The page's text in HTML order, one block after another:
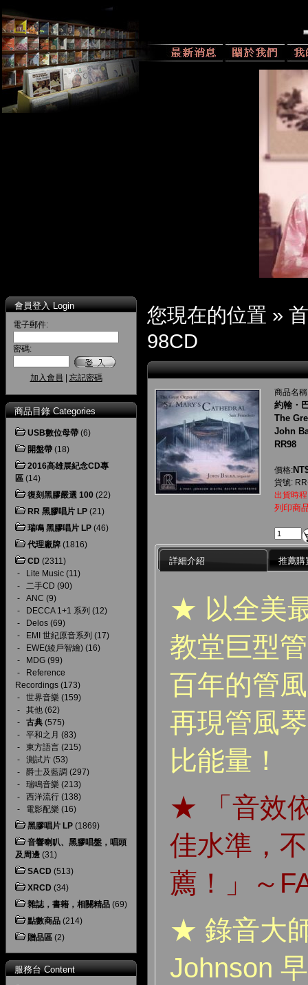
會員登入 Login
電子郵件:
密碼:
加入會員 忘記密碼
商品目錄 Categories
USB數位母帶 (6)
開盤帶 (18)
2016高雄展紀念CD專
區 (14)
復刻黑膠嚴選 100 (22)
RR 黑膠唱片 LP (21)
瑞鳴 黑膠唱片 LP (46)
代理廠牌 (1816)
CD (2311)
-
Lite Music (11)
- 二手CD (90)
- ANC (9)
-
DECCA 1+1 系列 (12)
-
Delos (69)
-
EMI 世紀原音系列 (17)
-
EWE(綾戶智繪) (16)
-
MDG (99)
-
Reference
Recordings (173)
- 世界音樂 (159)
- 其他 (62)
- 古典 (575)
- 平和之月 (83)
- 東方語言 (215)
- 測試片 (53)
- 爵士及藍調 (297)
- 瑞鳴音樂 (213)
- 西洋流行 (138)
- 電影配樂 (16)
黑膠唱片 LP (1869)
音響喇叭、黑膠唱盤，唱頭
及周邊 (31)
SACD (513)
XRCD (34)
雜誌，書籍，相關精品 (69)
點數商品 (214)
贈品區 (2)
服務台 Content
您現在的位置 »
98CD
商品名
約翰・
The
John
RR98
價格:
貨號:
出貨時
列印商
詳細介紹 推薦購
★ 以全美
教堂巨型
百年的管
再現管風
比能量！
★ 「音效
佳水準，
薦！」～
★ 錄音大
Johnson